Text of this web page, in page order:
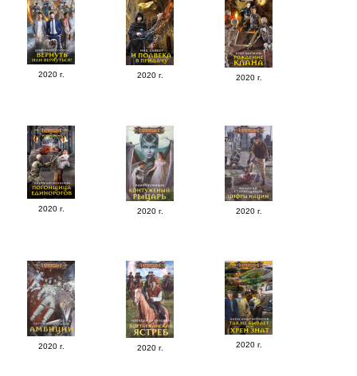
2020 г. 2020 г. 2020 г.
2020 г. 2020 г. 2020 г.
2020 г. 2020 г. 2020 г.